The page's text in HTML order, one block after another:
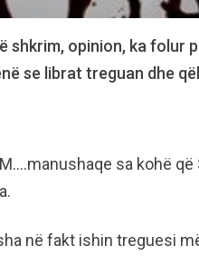
shkrim, opinion, ka folur
se librat treguan dhe
sa kohë
në fakt ishin treguesi